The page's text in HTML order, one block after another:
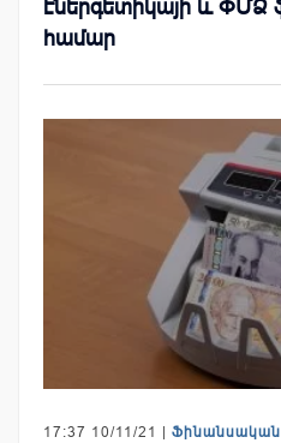
էներգետիկայի և ՓՄՁ
համար
17:37 10/11/21 | Ֆինանսական